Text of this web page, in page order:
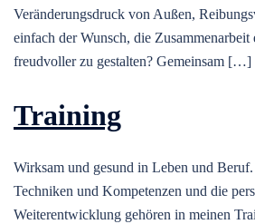
Veränderungsdruck von Außen,
einfach der Wunsch, die
freudvoller zu gestalten? Gemeinsam […]
Training
Wirksam und gesund in Leben und
Techniken und Kompetenzen und die
Weiterentwicklung gehören in meinen